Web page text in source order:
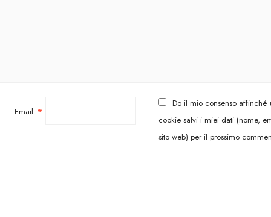
Email *
Do il mio consenso affinché
cookie salvi i miei dati (nome,
sito web) per il prossimo